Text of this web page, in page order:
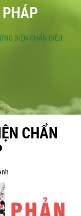
DIỆN CHẨN ĐIỀU
CHẨN